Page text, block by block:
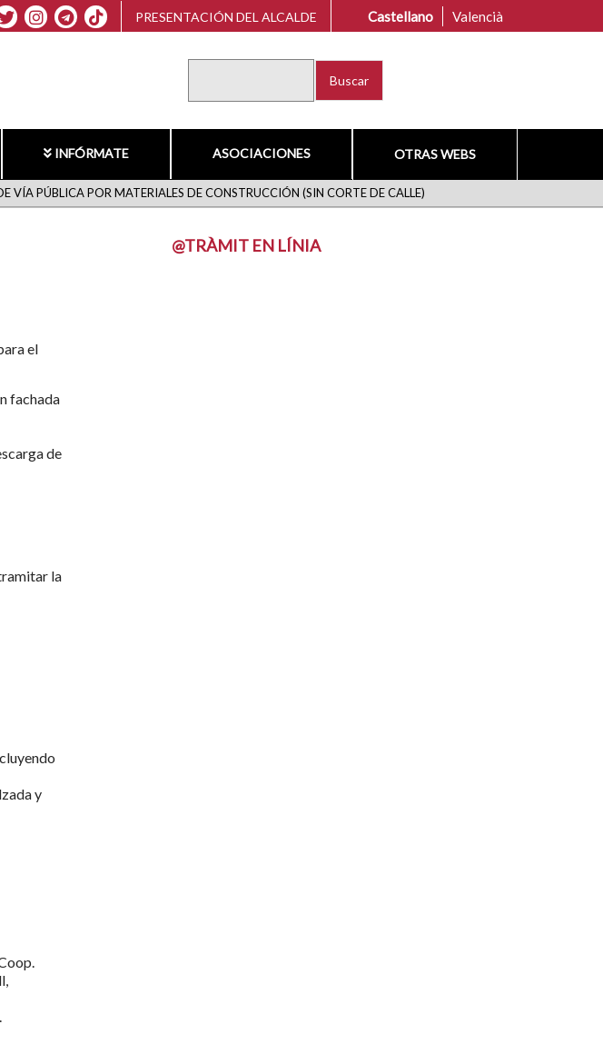
PRESENTACIÓN DEL ALCALDE Castellano Valencià
INFÓRMATE ASOCIACIONES OTRAS WEBS
VÍA PÚBLICA POR MATERIALES DE CONSTRUCCIÓN (SIN CORTE DE CALLE)
el
fachada
de
la
y
@TRÀMIT EN LÍNIA